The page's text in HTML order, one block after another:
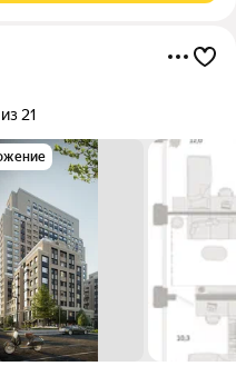
21